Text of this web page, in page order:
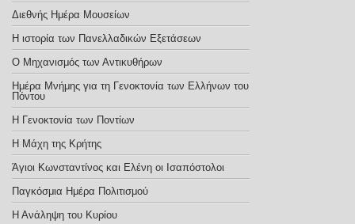
Διεθνής Ημέρα Μουσείων
Η ιστορία των Πανελλαδικών Εξετάσεων
Ο Μηχανισμός των Αντικυθήρων
Ημέρα Μνήμης για τη Γενοκτονία των Ελλήνων του
Πόντου
Η Γενοκτονία των Ποντίων
Η Μάχη της Κρήτης
Άγιοι Κωνσταντίνος και Ελένη οι Ισαπόστολοι
Παγκόσμια Ημέρα Πολιτισμού
Η Ανάληψη του Κυρίου